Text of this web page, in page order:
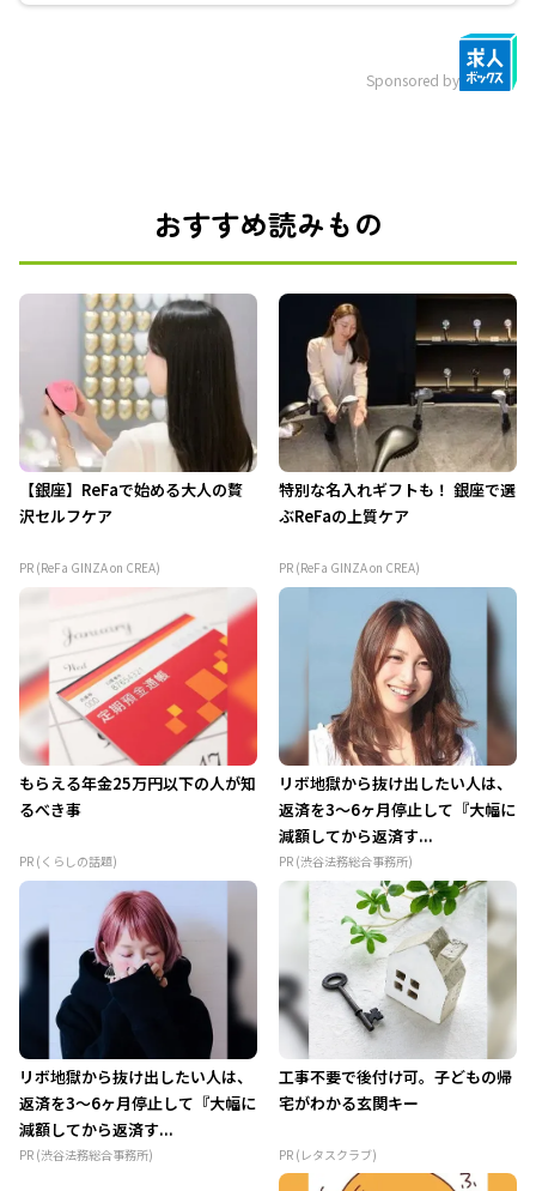
Sponsored by
おすすめ読みもの
【銀座】ReFaで始める大人の贅
沢セルフケア
PR (ReFa GINZA on CREA)
特別な名入れギフトも！ 銀座で選
ぶReFaの上質ケア
PR (ReFa GINZA on CREA)
もらえる年金25万円以下の人が知
るべき事
PR (くらしの話題)
リボ地獄から抜け出したい人は、
返済を3～6ヶ月停止して『大幅に
減額してから返済す...
PR (渋谷法務総合事務所)
リボ地獄から抜け出したい人は、
返済を3～6ヶ月停止して『大幅に
減額してから返済す...
PR (渋谷法務総合事務所)
工事不要で後付け可。子どもの帰
宅がわかる玄関キー
PR (レタスクラブ)